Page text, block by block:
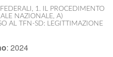
, 1. IL PROCEDIMENTO
NAZIONALE, A)
AL TFN-SD: LEGITTIMAZIONE
: 2024